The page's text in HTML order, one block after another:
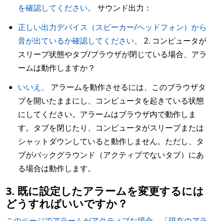
を確認してください。
サウンド出力：
正しい出力デバイス（スピーカー/ヘッドフォン）から
音が出ているか確認してください。
2. コンピュータが
スリープ状態やタブ/ブラウザが閉じている場合、アラ
ームは動作しますか？
いいえ。
アラームを動作させるには、このブラウザタ
ブを開いたままにし、コンピュータを起きている状態
にしてください。アラームはブラウザ内で動作しま
す。タブを閉じたり、コンピュータがスリープまたは
シャットダウンしていると動作しません。ただし、タ
ブがバックグラウンド（アクティブでないタブ）にあ
る場合は動作します。
3. 既に設定したアラームを変更するには
どうすればいいですか？